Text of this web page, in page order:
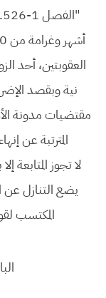
العقوبتين، أحد
نية وبقصد
مقتضيات مدونة
المترتبة عن
لا تجوز المتابعة
يضع التنازل عن
المكتسب